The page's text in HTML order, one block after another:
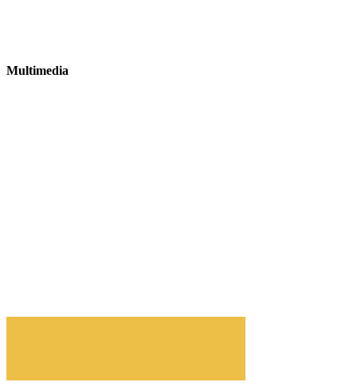
Multimedia